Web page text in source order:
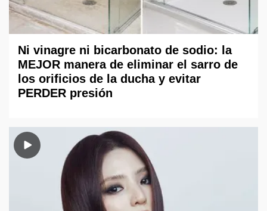
Ni vinagre ni bicarbonato de sodio: la
MEJOR manera de eliminar el sarro de
los orificios de la ducha y evitar
PERDER presión